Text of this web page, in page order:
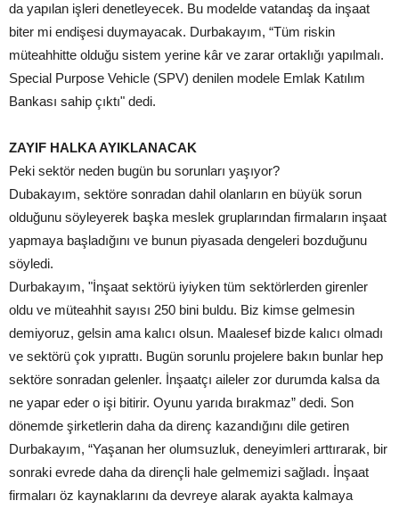
da yapılan işleri denetleyecek. Bu modelde vatandaş da inşaat
biter mi endişesi duymayacak. Durbakayım, “Tüm riskin
müteahhitte olduğu sistem yerine kâr ve zarar ortaklığı yapılmalı.
Special Purpose Vehicle (SPV) denilen modele Emlak Katılım
Bankası sahip çıktı" dedi.
ZAYIF HALKA AYIKLANACAK
Peki sektör neden bugün bu sorunları yaşıyor?
Dubakayım, sektöre sonradan dahil olanların en büyük sorun
olduğunu söyleyerek başka meslek gruplarından firmaların inşaat
yapmaya başladığını ve bunun piyasada dengeleri bozduğunu
söyledi.
Durbakayım, "İnşaat sektörü iyiyken tüm sektörlerden girenler
oldu ve müteahhit sayısı 250 bini buldu. Biz kimse gelmesin
demiyoruz, gelsin ama kalıcı olsun. Maalesef bizde kalıcı olmadı
ve sektörü çok yıprattı. Bugün sorunlu projelere bakın bunlar hep
sektöre sonradan gelenler. İnşaatçı aileler zor durumda kalsa da
ne yapar eder o işi bitirir. Oyunu yarıda bırakmaz” dedi. Son
dönemde şirketlerin daha da direnç kazandığını dile getiren
Durbakayım, “Yaşanan her olumsuzluk, deneyimleri arttırarak, bir
sonraki evrede daha da dirençli hale gelmemizi sağladı. İnşaat
firmaları öz kaynaklarını da devreye alarak ayakta kalmaya